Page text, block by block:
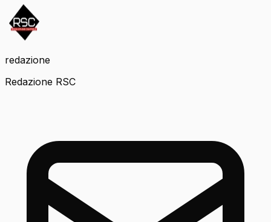
redazione
Redazione RSC